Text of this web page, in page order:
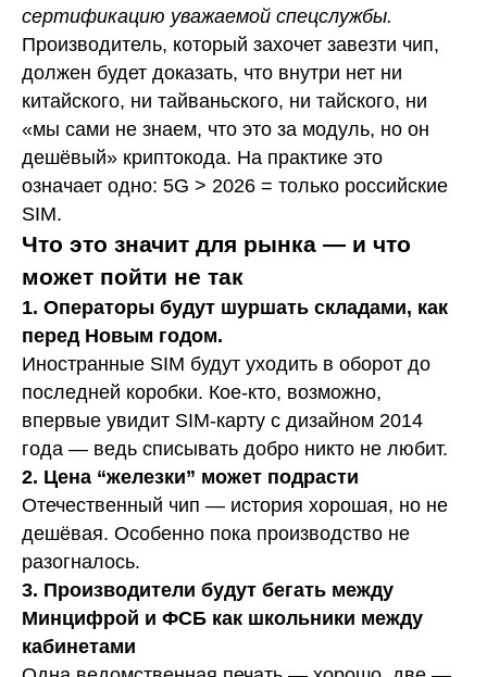
сертификацию уважаемой спецслужбы.
Производитель, который захочет завезти чип,
должен будет доказать, что внутри нет ни
китайского, ни тайваньского, ни тайского, ни
«мы сами не знаем, что это за модуль, но он
дешёвый» криптокода. На практике это
означает одно: 5G > 2026 = только российские
SIM.
Что это значит для рынка — и что
может пойти не так
1. Операторы будут шуршать складами, как
перед Новым годом.
Иностранные SIM будут уходить в оборот до
последней коробки. Кое-кто, возможно,
впервые увидит SIM-карту с дизайном 2014
года — ведь списывать добро никто не любит.
2. Цена “железки” может подрасти
Отечественный чип — история хорошая, но не
дешёвая. Особенно пока производство не
разогналось.
3. Производители будут бегать между
Минцифрой и ФСБ как школьники между
кабинетами